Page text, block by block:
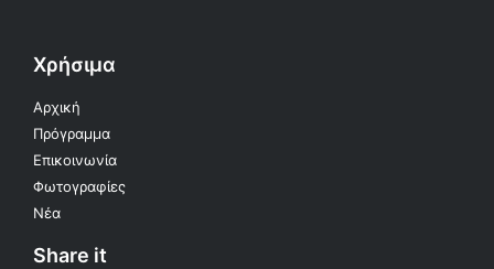
Χρήσιμα
Αρχική
Πρόγραμμα
Επικοινωνία
Φωτογραφίες
Νέα
Share it